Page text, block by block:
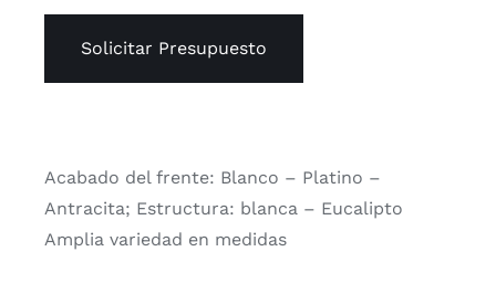
Solicitar Presupuesto
Acabado del frente: Blanco – Platino –
Antracita; Estructura: blanca – Eucalipto
Amplia variedad en medidas